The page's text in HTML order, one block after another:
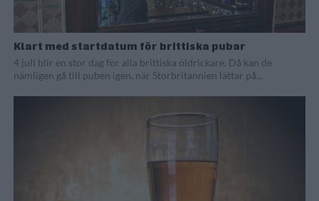
Klart med startdatum för brittiska pubar
4 juli blir en stor dag för alla brittiska öldrickare. Då kan de
nämligen gå till puben igen, när Storbritannien lättar på...